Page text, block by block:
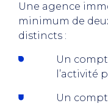
Une agence
minimum de
distincts :
Un
l’activité
Un